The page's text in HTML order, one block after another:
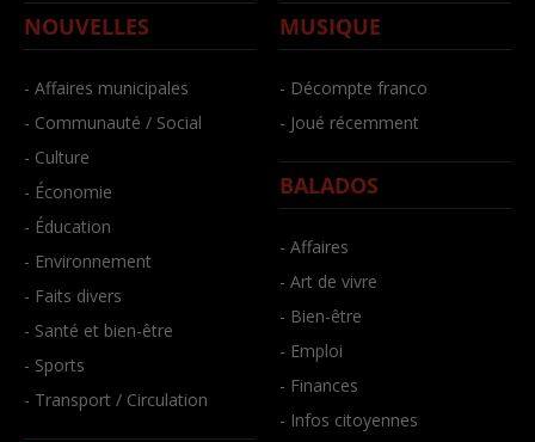
NOUVELLES
- Affaires municipales
- Communauté / Social
- Culture
- Économie
- Éducation
- Environnement
- Faits divers
- Santé et bien-être
- Sports
- Transport / Circulation
MUSIQUE
- Décompte franco
- Joué récemment
BALADOS
- Affaires
- Art de vivre
- Bien-être
- Emploi
- Finances
- Infos citoyennes